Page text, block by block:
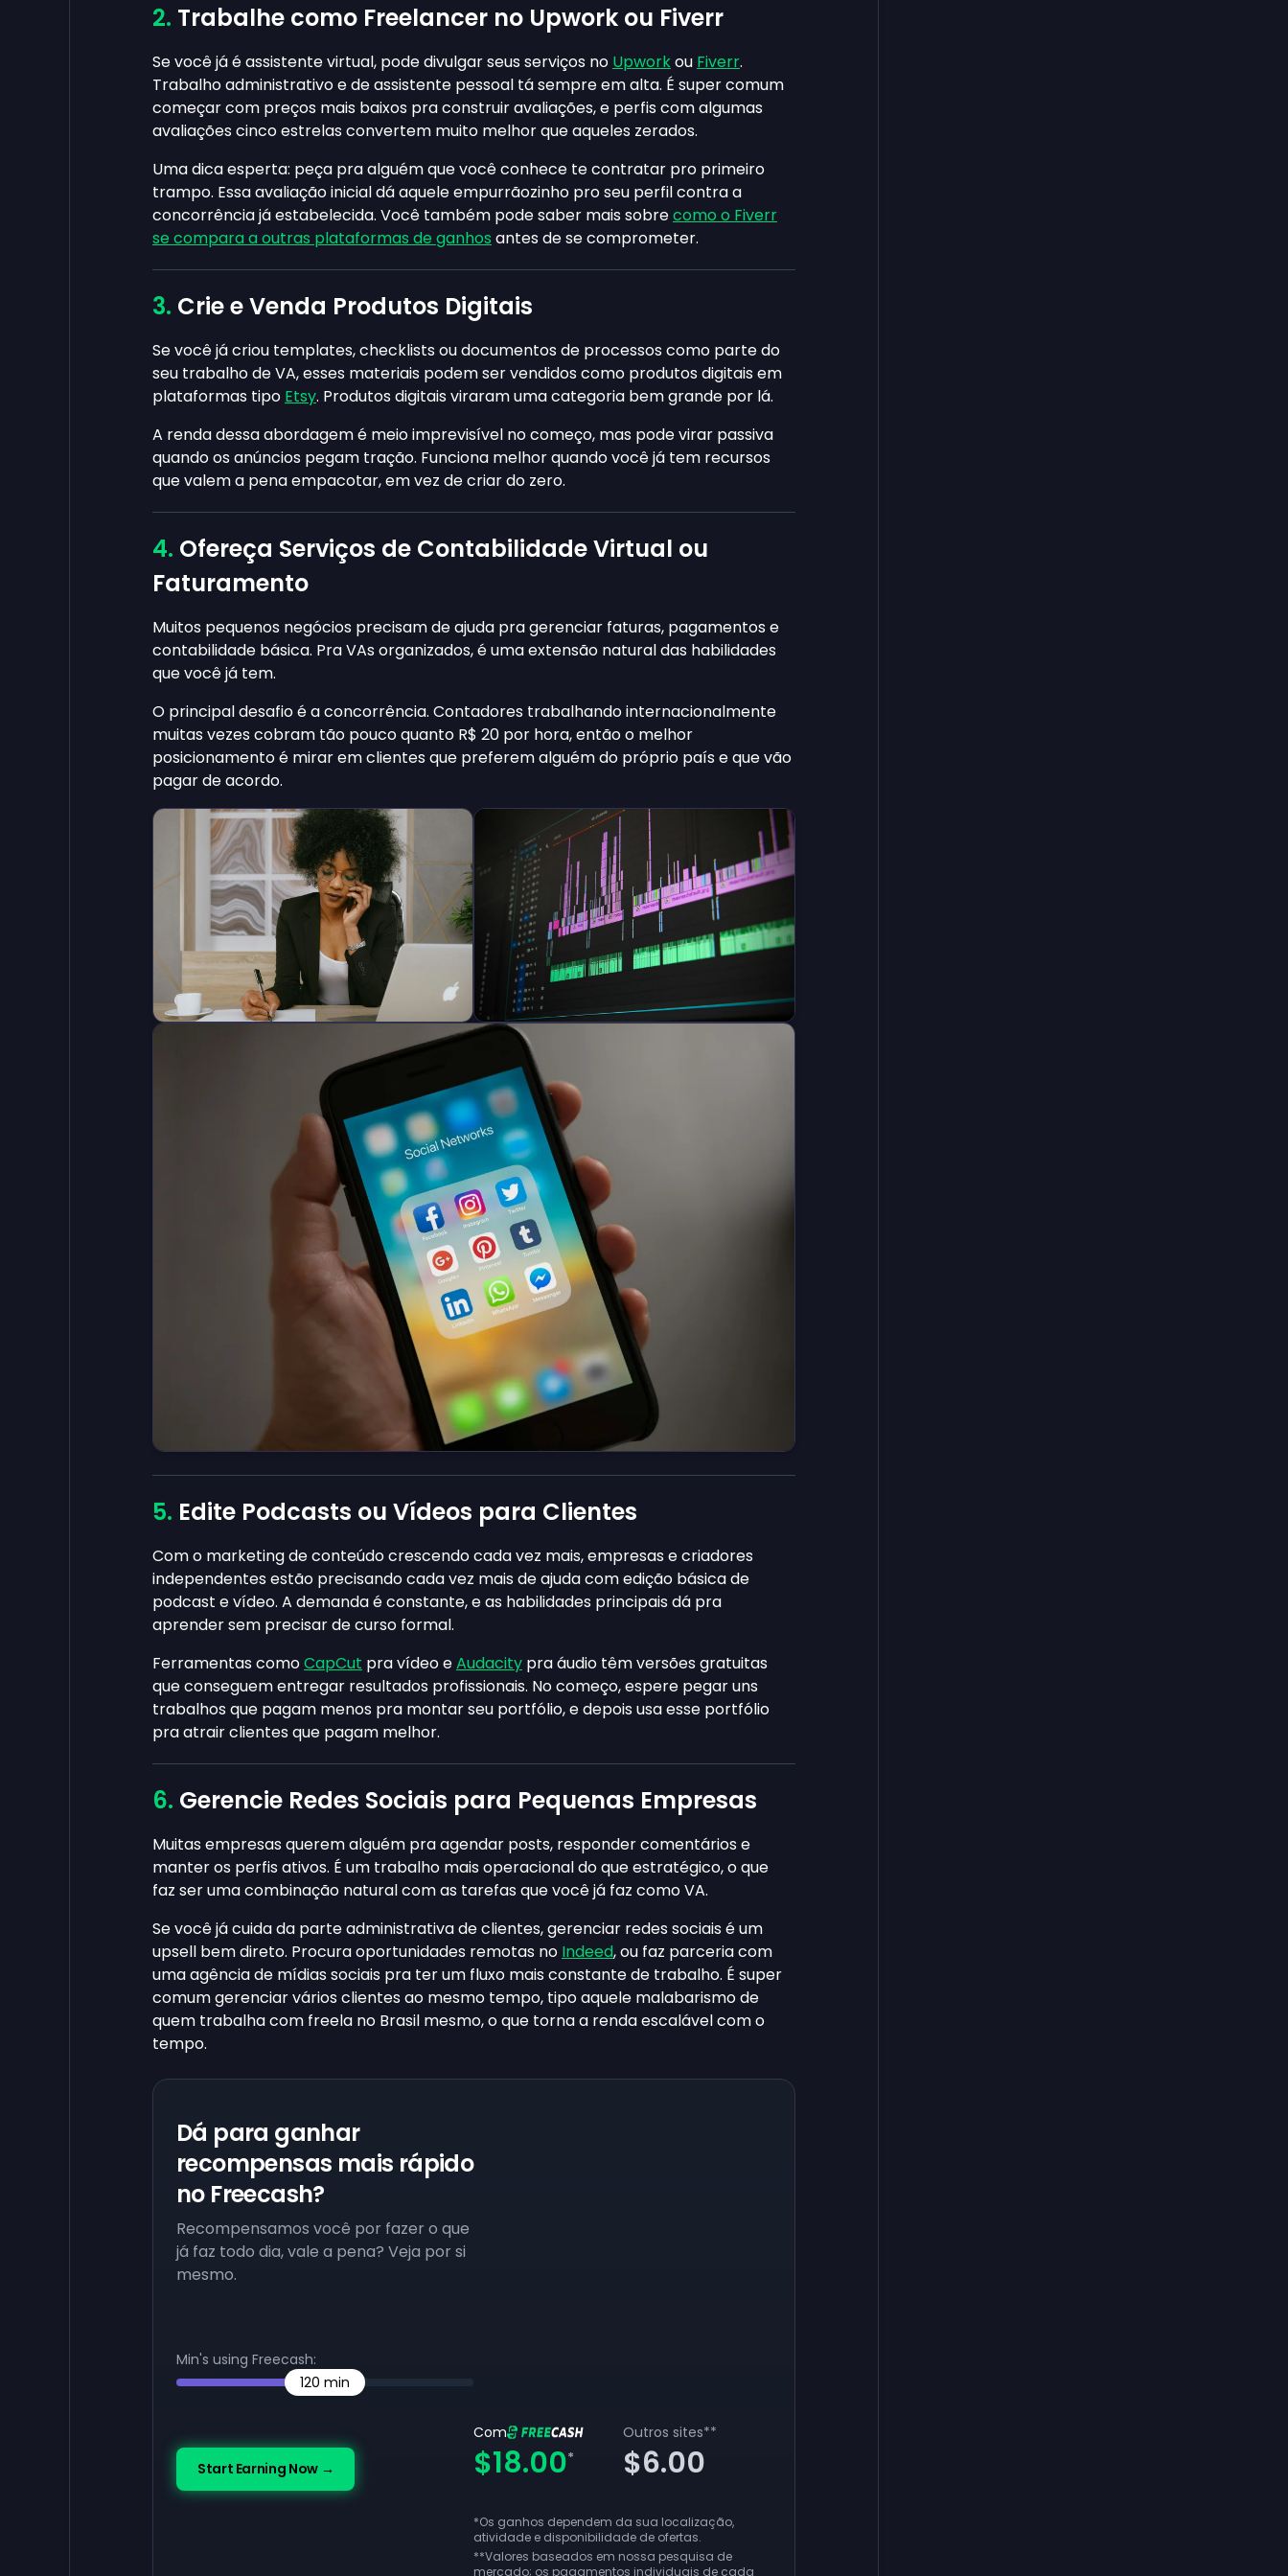
Trabalhe como Freelancer no Upwork ou Fiverr
Se você já é assistente virtual, pode divulgar seus serviços no Upworkou Fiverr.
Trabalho administrativo e de assistente pessoal tá sempre em alta. É super comum
começar com preços mais baixos pra construir avaliações, e perfis com algumas
avaliações cinco estrelas convertem muito melhor que aqueles zerados.
Uma dica esperta: peça pra alguém que você conhece te contratar pro primeiro
trampo. Essa avaliação inicial dá aquele empurrãozinho pro seu perfil contra a
concorrência já estabelecida. Você também pode saber mais sobrecomo o Fiverr
se compara a outras plataformas de ganhos antes de se comprometer.
Crie e Venda Produtos Digitais
Se você já criou templates, checklists ou documentos de processos como parte do
seu trabalho de VA, esses materiais podem ser vendidos como produtos digitais em
plataformas tipo Etsy. Produtos digitais viraram uma categoria bem grande por lá.
A renda dessa abordagem é meio imprevisível no começo, mas pode virar passiva
quando os anúncios pegam tração. Funciona melhor quando você já tem recursos
que valem a pena empacotar, em vez de criar do zero.
Ofereça Serviços de Contabilidade Virtual ou
Faturamento
Muitos pequenos negócios precisam de ajuda pra gerenciar faturas, pagamentos e
contabilidade básica. Pra VAs organizados, é uma extensão natural das habilidades
que você já tem.
O principal desafio é a concorrência. Contadores trabalhando internacionalmente
muitas vezes cobram tão pouco quanto R$ 20 por hora, então o melhor
posicionamento é mirar em clientes que preferem alguém do próprio país e que vão
pagar de acordo.
Edite Podcasts ou Vídeos para Clientes
Com o marketing de conteúdo crescendo cada vez mais, empresas e criadores
independentes estão precisando cada vez mais de ajuda com edição básica de
podcast e vídeo. A demanda é constante, e as habilidades principais dá pra
aprender sem precisar de curso formal.
Ferramentas comoCapCut pra vídeo eAudacity pra áudio têm versões gratuitas
que conseguem entregar resultados profissionais. No começo, espere pegar uns
trabalhos que pagam menos pra montar seu portfólio, e depois usa esse portfólio
pra atrair clientes que pagam melhor.
Gerencie Redes Sociais para Pequenas Empresas
Muitas empresas querem alguém pra agendar posts, responder comentários e
manter os perfis ativos. É um trabalho mais operacional do que estratégico, o que
faz ser uma combinação natural com as tarefas que você já faz como VA.
Se você já cuida da parte administrativa de clientes, gerenciar redes sociais é um
upsell bem direto. Procura oportunidades remotas no Indeed, ou faz parceria com
uma agência de mídias sociais pra ter um fluxo mais constante de trabalho. É super
comum gerenciar vários clientes ao mesmo tempo, tipo aquele malabarismo de
quem trabalha com freela no Brasil mesmo, o que torna a renda escalável com o
tempo.
Dá para ganhar
recompensas mais rápido
no Freecash?
Recompensamos você por fazer o que
já faz todo dia, vale a pena? Veja por si
mesmo.
Min's using Freecash:
120 min
Start Earning Now →
Com
$18.00*
Outros sites**
$6.00
*Os ganhos dependem da sua localização,
atividade e disponibilidade de ofertas.
**Valores baseados em nossa pesquisa de
mercado; os pagamentos individuais de cada